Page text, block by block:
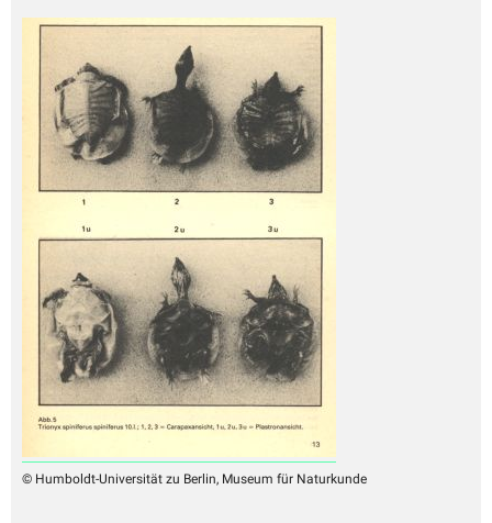
© Humboldt-Universität zu Berlin, Museum für Naturkunde